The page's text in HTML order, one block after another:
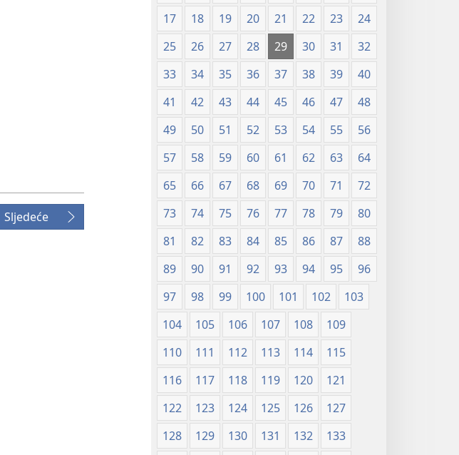
Sljedeće
17
18 19 20 21 22 23
24
25
26 27 28 29 30 31
32
33
34 35 36 37 38 39
40
41
42 43 44 45 46 47
48
49
50 51 52 53 54 55
56
57
58 59 60 61 62 63
64
65
66 67 68 69 70 71
72
73
74 75 76 77 78 79
80
81
82 83 84 85 86 87
88
89
90 91 92 93 94 95
96
97
98 99 100 101 102
103
104
105 106 107 108
109
110
111 112 113 114
115
116
117 118 119 120
121
122
123 124 125 126
127
128
129 130 131 132
133